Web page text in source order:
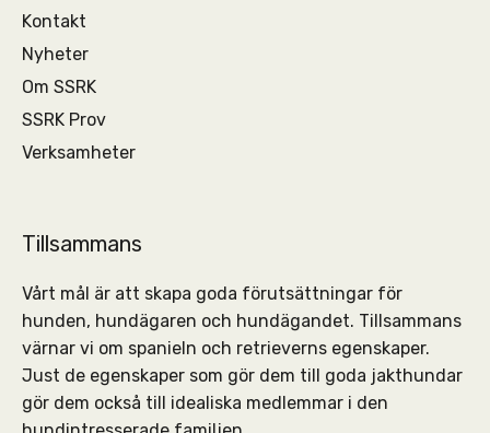
Kontakt
Nyheter
Om SSRK
SSRK Prov
Verksamheter
Tillsammans
Vårt mål är att skapa goda förutsättningar för
hunden, hundägaren och hundägandet. Tillsammans
värnar vi om spanieln och retrieverns egenskaper.
Just de egenskaper som gör dem till goda jakthundar
gör dem också till idealiska medlemmar i den